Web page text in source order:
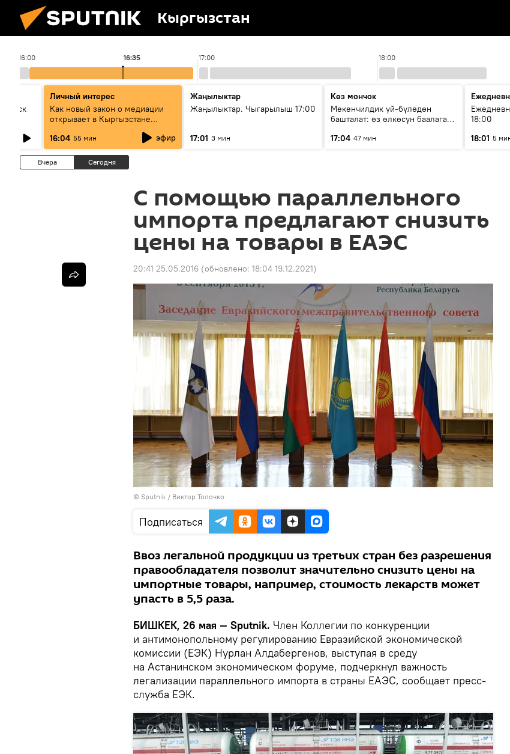
Кыргызстан
16:00 17:00 18:00
16:35
Личный интерес
Как новый закон о медиации
открывает в Кыргызстане
16:04 55 мин эфир
Жаңылыктар
Жаңылыктар. Чыгарылыш 17:00
17:01 3 мин
Көз мончок
Мекенчилдик үй-бүлөдөн
башталат: өз өлкөсүн баалаган
керек?
17:04 47 мин
18:00
18:01 5
Вчера Сегодня
С помощью параллельного
импорта предлагают снизить
цены на товары в ЕАЭС
20:41 25.05.2016 (обновлено: 18:04 19.12.2021)
© Sputnik / Виктор Толочко
Подписаться
Ввоз легальной продукции из третьих стран без разрешения
правообладателя позволит значительно снизить цены на
импортные товары, например, стоимость лекарств может
упасть в 5,5 раза.
БИШКЕК, 26 мая — Sputnik. Член Коллегии по конкуренции
и антимонопольному регулированию Евразийской экономической
комиссии (ЕЭК) Нурлан Алдабергенов, выступая в среду
на Астанинском экономическом форуме, подчеркнул важность
легализации параллельного импорта в страны ЕАЭС, сообщает пресс-
служба ЕЭК.